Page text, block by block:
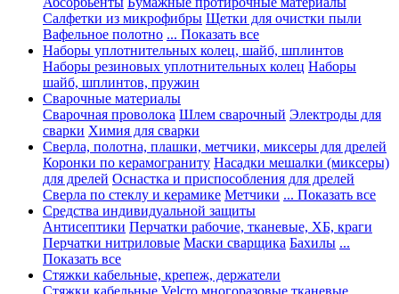
Салфетки из микрофибры Щетки для очистки пыли
Вафельное полотно ... Показать все
Наборы уплотнительных колец, шайб, шплинтов
Наборы резиновых уплотнительных колец Наборы
шайб, шплинтов, пружин
Сварочные материалы
Сварочная проволока Шлем сварочный Электроды для
сварки Химия для сварки
Сверла, полотна, плашки, метчики, миксеры для дрелей
Коронки по керамограниту Насадки мешалки (миксеры)
для дрелей Оснастка и приспособления для дрелей
Сверла по стеклу и керамике Метчики ... Показать все
Средства индивидуальной защиты
Антисептики Перчатки рабочие, тканевые, ХБ, краги
Перчатки нитриловые Маски сварщика Бахилы ...
Показать все
Стяжки кабельные, крепеж, держатели
Стяжки кабельные Velcro многоразовые тканевые